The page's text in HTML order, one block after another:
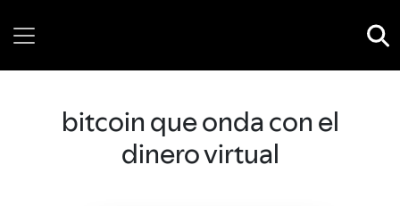
bitcoin que onda con el
dinero virtual